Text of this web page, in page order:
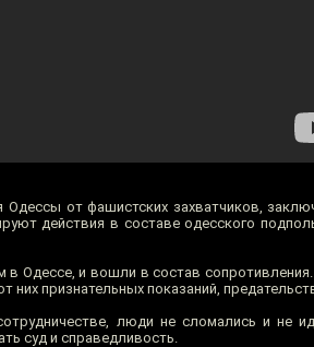
от фашистских захватчиков,
действия в составе одесского
Одессе, и вошли в состав
них признательных показаний,
люди не сломались и не
суд и справедливость.